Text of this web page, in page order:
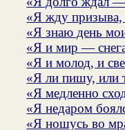
«Я жду призыва,
«Я знаю день
«Я и мир —
«Я и молод, и
«Я ли пишу, или
«Я медленно
«Я недаром
«Я ношусь во